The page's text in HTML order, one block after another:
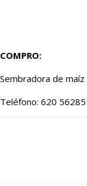
COMPRO:
Sembradora de
Teléfono: 620